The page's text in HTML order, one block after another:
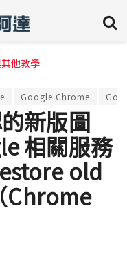
他教學
Google Chrome
新版圖
相關服務
old
Chrome